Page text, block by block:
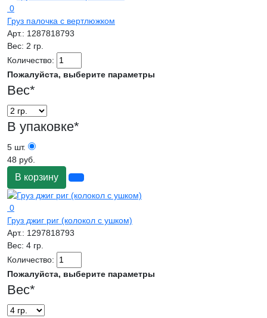
0
Груз палочка с вертлюжком
Арт.: 1287818793
Вес: 2 гр.
Количество:
Пожалуйста, выберите параметры
Вес*
В упаковке*
5 шт.
48 руб.
В корзину
0
Груз джиг риг (колокол с ушком)
Арт.: 1297818793
Вес: 4 гр.
Количество:
Пожалуйста, выберите параметры
Вес*